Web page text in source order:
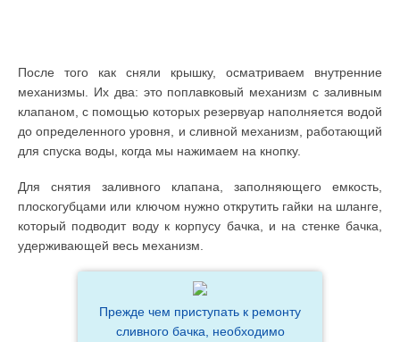
После того как сняли крышку, осматриваем внутренние
механизмы. Их два: это поплавковый механизм с заливным
клапаном, с помощью которых резервуар наполняется водой
до определенного уровня, и сливной механизм, работающий
для спуска воды, когда мы нажимаем на кнопку.
Для снятия заливного клапана, заполняющего емкость,
плоскогубцами или ключом нужно открутить гайки на шланге,
который подводит воду к корпусу бачка, и на стенке бачка,
удерживающей весь механизм.
Прежде чем приступать к ремонту
сливного бачка, необходимо